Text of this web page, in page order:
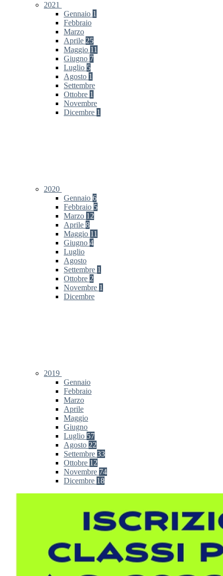
2021
Gennaio 1
Febbraio
Marzo
Aprile 25
Maggio 11
Giugno 7
Luglio 5
Agosto 1
Settembre
Ottobre 1
Novembre
Dicembre 1
2020
Gennaio 6
Febbraio 5
Marzo 12
Aprile 8
Maggio 11
Giugno 4
Luglio
Agosto
Settembre 1
Ottobre 2
Novembre 1
Dicembre
2019
Gennaio
Febbraio
Marzo
Aprile
Maggio
Giugno
Luglio 57
Agosto 22
Settembre 33
Ottobre 12
Novembre 74
Dicembre 18